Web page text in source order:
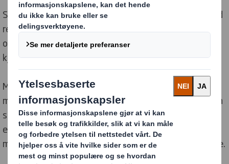
Sortimentet er enormt. De har varehus i enhver by med
respekt for seg selv. Nettbutikken deres er veletablert
og har funnes i mange år. Og logistikksenteret er
kjempestort!
Men det er ikke bare produkter, priser og
markedsdekning som besvarer spørsmålet om hvordan
selskapet har kunnet utvikle seg så mye siden det ble
etablert. Det virkelige svaret ligger på det
menneskelige planet. Hvordan man behandler kundene.